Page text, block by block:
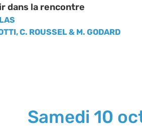
dans la rencontre
C. ROUSSEL & M. GODARD
Samedi 10